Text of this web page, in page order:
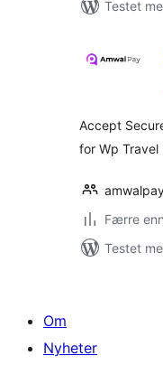
Testet
Accept
for Wp Travel
Færre
Testet
Om
Nyheter